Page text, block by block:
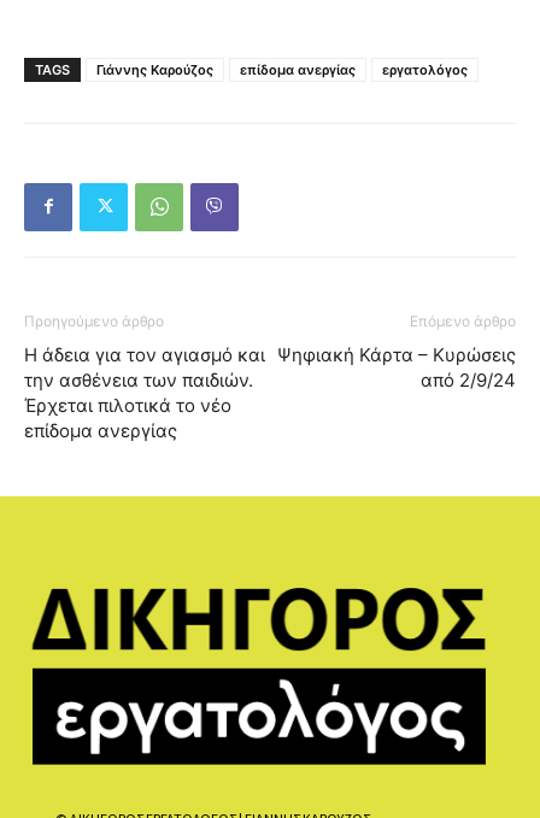
TAGS Γιάννης Καρούζος επίδομα ανεργίας εργατολόγος
Προηγούμενο άρθρο
Η άδεια για τον αγιασμό και
την ασθένεια των παιδιών.
Έρχεται πιλοτικά το νέο
επίδομα ανεργίας
Επόμενο άρθρο
Ψηφιακή Κάρτα – Κυρώσεις
από 2/9/24